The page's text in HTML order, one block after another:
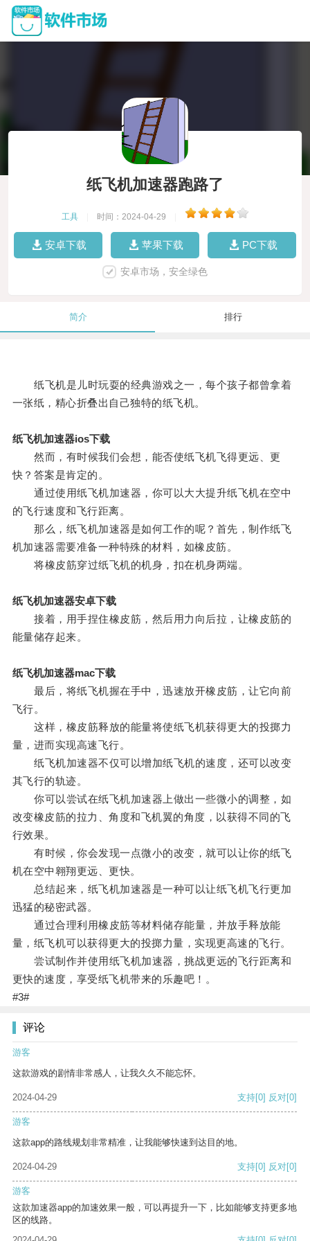
纸飞机加速器跑路了
工具 时间：2024-04-29
安卓下载 苹果下载 PC下载
安卓市场，安全绿色
简介 排行
纸飞机是儿时玩耍的经典游戏之一，每个孩子都曾拿着
一张纸，精心折叠出自己独特的纸飞机。
纸飞机加速器ios下载
然而，有时候我们会想，能否使纸飞机飞得更远、更
快？答案是肯定的。
通过使用纸飞机加速器，你可以大大提升纸飞机在空中
的飞行速度和飞行距离。
那么，纸飞机加速器是如何工作的呢？首先，制作纸飞
机加速器需要准备一种特殊的材料，如橡皮筋。
将橡皮筋穿过纸飞机的机身，扣在机身两端。
纸飞机加速器安卓下载
接着，用手捏住橡皮筋，然后用力向后拉，让橡皮筋的
能量储存起来。
纸飞机加速器mac下载
最后，将纸飞机握在手中，迅速放开橡皮筋，让它向前
飞行。
这样，橡皮筋释放的能量将使纸飞机获得更大的投掷力
量，进而实现高速飞行。
纸飞机加速器不仅可以增加纸飞机的速度，还可以改变
其飞行的轨迹。
你可以尝试在纸飞机加速器上做出一些微小的调整，如
改变橡皮筋的拉力、角度和飞机翼的角度，以获得不同的飞
行效果。
有时候，你会发现一点微小的改变，就可以让你的纸飞
机在空中翱翔更远、更快。
总结起来，纸飞机加速器是一种可以让纸飞机飞行更加
迅猛的秘密武器。
通过合理利用橡皮筋等材料储存能量，并放手释放能
量，纸飞机可以获得更大的投掷力量，实现更高速的飞行。
尝试制作并使用纸飞机加速器，挑战更远的飞行距离和
更快的速度，享受纸飞机带来的乐趣吧！。
#3#
评论
游客
这款游戏的剧情非常感人，让我久久不能忘怀。
2024-04-29 支持[0] 反对[0]
游客
这款app的路线规划非常精准，让我能够快速到达目的地。
2024-04-29 支持[0] 反对[0]
游客
这款加速器app的加速效果一般，可以再提升一下，比如能够支持更多地
区的线路。